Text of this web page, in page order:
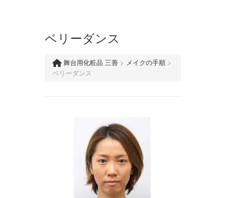
ベリーダンス
舞台用化粧品 三善 > メイクの手順 >
ベリーダンス